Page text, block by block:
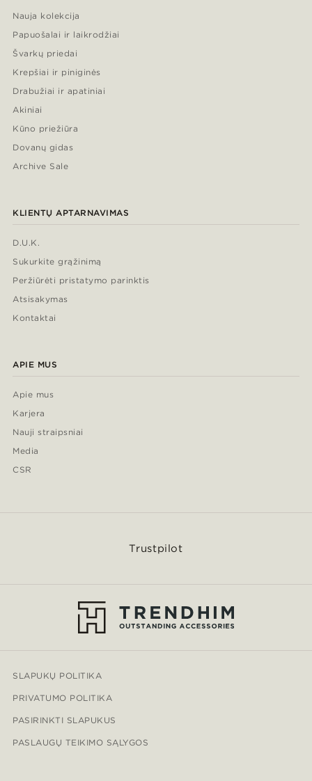
Nauja kolekcija
Papuošalai ir laikrodžiai
Švarkų priedai
Krepšiai ir piniginės
Drabužiai ir apatiniai
Akiniai
Kūno priežiūra
Dovanų gidas
Archive Sale
KLIENTŲ APTARNAVIMAS
D.U.K.
Sukurkite grąžinimą
Peržiūrėti pristatymo parinktis
Atsisakymas
Kontaktai
APIE MUS
Apie mus
Karjera
Nauji straipsniai
Media
CSR
Trustpilot
SLAPUKŲ POLITIKA
PRIVATUMO POLITIKA
PASIRINKTI SLAPUKUS
PASLAUGŲ TEIKIMO SĄLYGOS